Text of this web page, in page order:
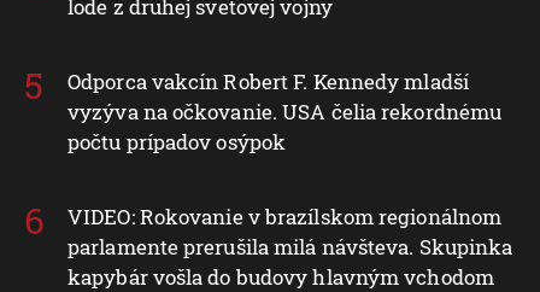
lode z druhej svetovej vojny
Odporca vakcín Robert F. Kennedy mladší
vyzýva na očkovanie. USA čelia rekordnému
počtu prípadov osýpok
VIDEO: Rokovanie v brazílskom regionálnom
parlamente prerušila milá návšteva. Skupinka
kapybár vošla do budovy hlavným vchodom